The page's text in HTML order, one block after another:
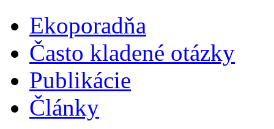
Ekoporadňa
Často kladené otázky
Publikácie
Články